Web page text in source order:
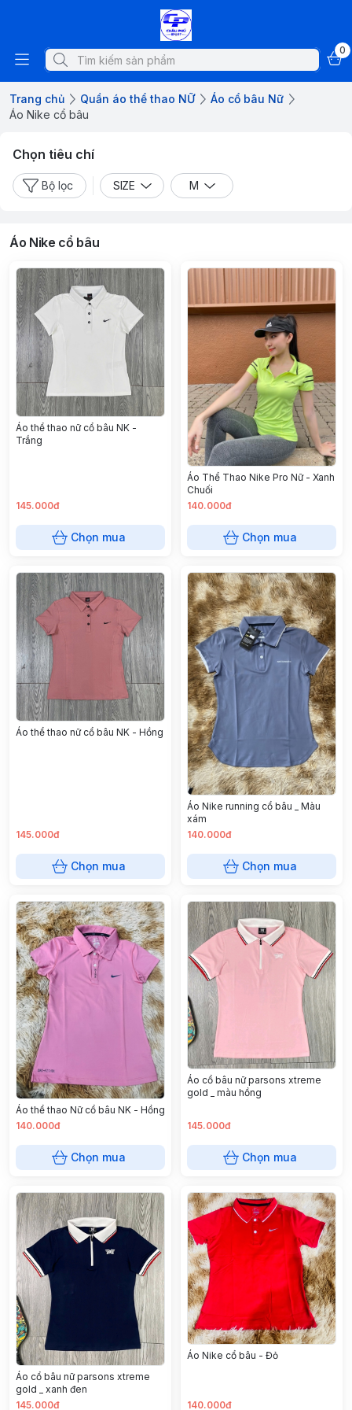
0
Trang chủ Quần áo thể thao NỮ
Áo cổ bâu Nữ
Áo Nike cổ bâu
Chọn tiêu chí
Bộ lọc SIZE M
Áo Nike cổ bâu
Áo thể thao nữ cổ bâu NK -
Trắng
145.000đ
Chọn mua
Áo Thể Thao Nike Pro Nữ - Xanh
Chuối
140.000đ
Chọn mua
Áo thể thao nữ cổ bâu NK - Hồng
145.000đ
Chọn mua
Áo Nike running cổ bâu _ Màu
xám
140.000đ
Chọn mua
Áo thể thao Nữ cổ bâu NK - Hồng
140.000đ
Chọn mua
Áo cổ bâu nữ parsons xtreme
gold _ màu hồng
145.000đ
Chọn mua
Áo cổ bâu nữ parsons xtreme
gold _ xanh đen
145.000đ
Áo Nike cổ bâu - Đỏ
140.000đ